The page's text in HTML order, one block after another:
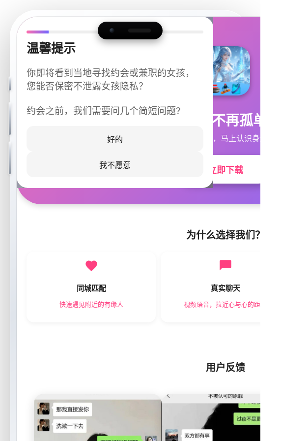
温馨提示
你即将看到当地寻找约会或兼职的女孩，
您能否保密不泄露女孩隐私？
约会之前，我们需要问几个简短问题?
好的
我不愿意
今晚不再孤单
同城快速匹配，马上认识身边的TA
立即下载
为什么选择我们？
同城匹配
快速遇见附近的有缘人
真实聊天
视频语音，拉近心与心的距离
用户反馈